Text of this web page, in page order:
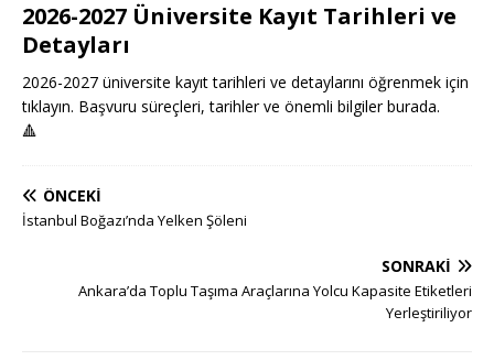
2026-2027 Üniversite Kayıt Tarihleri ve
Detayları
2026-2027 üniversite kayıt tarihleri ve detaylarını öğrenmek için
tıklayın. Başvuru süreçleri, tarihler ve önemli bilgiler burada.
🔺
ÖNCEKI
İstanbul Boğazı’nda Yelken Şöleni
SONRAKI
Ankara’da Toplu Taşıma Araçlarına Yolcu Kapasite Etiketleri
Yerleştiriliyor